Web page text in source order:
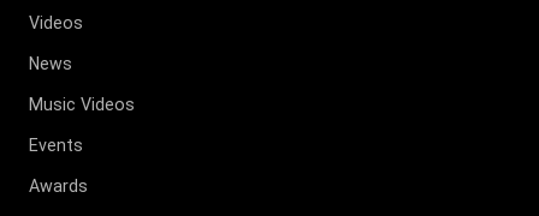
Videos
News
Music Videos
Events
Awards